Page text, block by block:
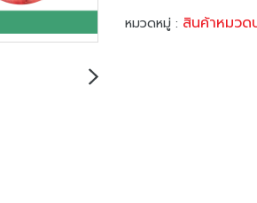
หมวดหมู่ : สินค้าหมว